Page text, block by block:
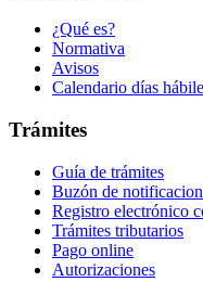
¿Qué es?
Normativa
Avisos
Calendario días
Trámites
Guía de trámites
Buzón de
Registro electrónico
Trámites tributarios
Pago online
Autorizaciones